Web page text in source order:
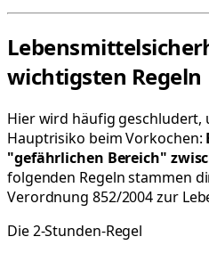
wichtigsten Regeln
Hier wird häufig geschludert,
Hauptrisiko beim Vorkochen:
"gefährlichen Bereich"
folgenden Regeln stammen
Verordnung 852/2004 zur
Die 2-Stunden-Regel